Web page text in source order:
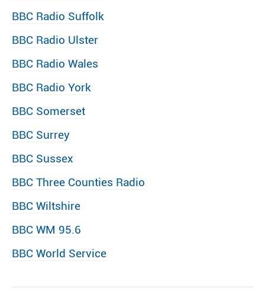
BBC Radio Suffolk
BBC Radio Ulster
BBC Radio Wales
BBC Radio York
BBC Somerset
BBC Surrey
BBC Sussex
BBC Three Counties Radio
BBC Wiltshire
BBC WM 95.6
BBC World Service